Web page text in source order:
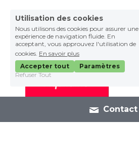
Contact
Utilisation des cookies
Nous utilisons des cookies pour assurer une
expérience de navigation fluide. En
acceptant, vous approuvez l'utilisation de
cookies. En savoir plus
Accepter tout
Paramètres
Refuser Tout